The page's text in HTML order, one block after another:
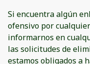
Si encuentra algún
ofensivo por
informarnos en
las solicitudes de
estamos obligados a